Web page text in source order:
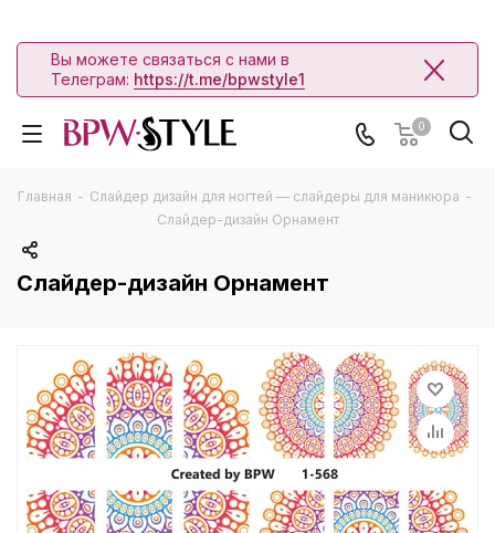
Вы можете связаться с нами в
Телеграм: https://t.me/bpwstyle1
0
Главная - Слайдер дизайн для ногтей — слайдеры для маникюра -
Слайдер-дизайн Орнамент
Слайдер-дизайн Орнамент